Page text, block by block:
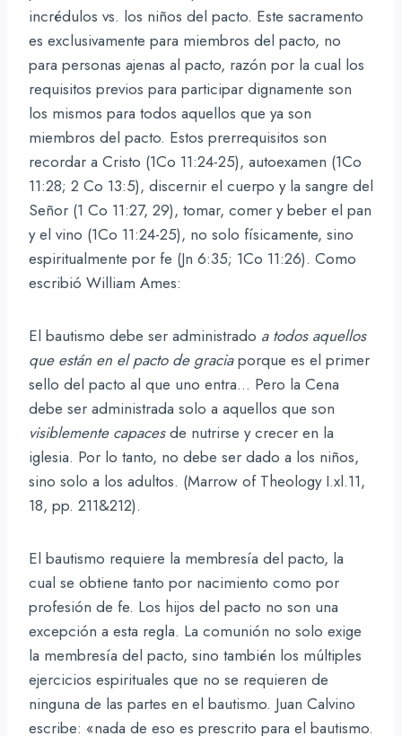
incrédulos vs. los niños del pacto. Este sacramento
es exclusivamente para miembros del pacto, no
para personas ajenas al pacto, razón por la cual los
requisitos previos para participar dignamente son
los mismos para todos aquellos que ya son
miembros del pacto. Estos prerrequisitos son
recordar a Cristo (1Co 11:24-25), autoexamen (1Co
11:28; 2 Co 13:5), discernir el cuerpo y la sangre del
Señor (1 Co 11:27, 29), tomar, comer y beber el pan
y el vino (1Co 11:24-25), no solo físicamente, sino
espiritualmente por fe (Jn 6:35; 1Co 11:26). Como
escribió William Ames:
El bautismo debe ser administrado a todos aquellos
que están en el pacto de graciaporque es el primer
sello del pacto al que uno entra… Pero la Cena
debe ser administrada solo a aquellos que son
visiblemente capacesde nutrirse y crecer en la
iglesia. Por lo tanto, no debe ser dado a los niños,
sino solo a los adultos. (Marrow of Theology I.xl.11,
18, pp. 211&212).
El bautismo requiere la membresía del pacto, la
cual se obtiene tanto por nacimiento como por
profesión de fe. Los hijos del pacto no son una
excepción a esta regla. La comunión no solo exige
la membresía del pacto, sino también los múltiples
ejercicios espirituales que no se requieren de
ninguna de las partes en el bautismo. Juan Calvino
escribe: «nada de eso es prescrito para el bautismo.